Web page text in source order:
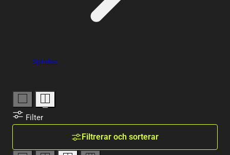
Spindisc
Filter
Filtrerar och sorterar